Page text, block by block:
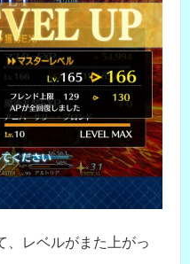
、レベルがまた上がっ